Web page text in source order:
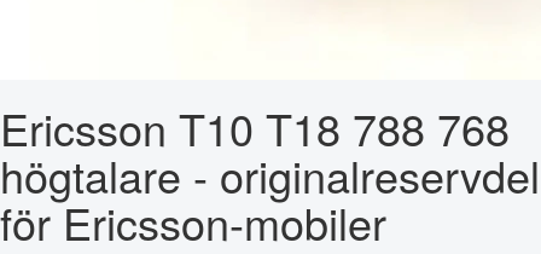
Ericsson T10 T18 788 768
högtalare - originalreservdel
för Ericsson-mobiler